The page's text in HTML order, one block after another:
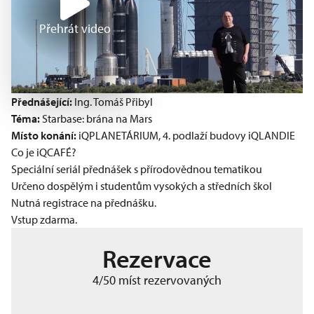
Přehrát video
Přednášející: Ing. Tomáš Přibyl
Téma:Starbase: brána na Mars
Místo konání: iQPLANETÁRIUM, 4. podlaží budovy iQLANDIE
Co je iQCAFÉ?
Speciální seriál přednášek s přírodovědnou tematikou
Určeno dospělým i studentům vysokých a středních škol
Nutná registrace na přednášku.
Vstup zdarma.
Rezervace
4/50 míst rezervovaných